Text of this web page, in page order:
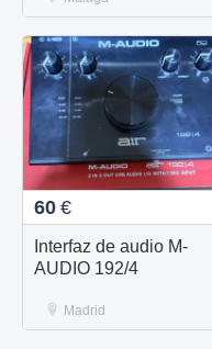
60 €
Interfaz de audio M-
AUDIO 192/4
Madrid